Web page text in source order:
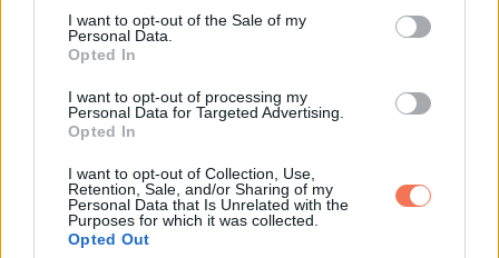
consent section.
I want to opt-out of the Sale of my
Personal Data.
Opted In
I want to opt-out of processing my
Personal Data for Targeted Advertising.
Opted In
I want to opt-out of Collection, Use,
Retention, Sale, and/or Sharing of my
Personal Data that Is Unrelated with the
Purposes for which it was collected.
Opted Out
Az alkohol vízhajtó hatású lehet, ezért növelheti a
egyensúlyára is hatással lehet.
10. Bizonyos betegségek